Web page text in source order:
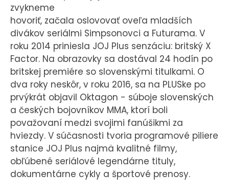
zvykneme
hovoriť, začala oslovovať oveľa mladších
divákov seriálmi Simpsonovci a Futurama. V
roku 2014 priniesla JOJ Plus senzáciu: britský X
Factor. Na obrazovky sa dostával 24 hodín po
britskej premiére so slovenskými titulkami. O
dva roky neskôr, v roku 2016, sa na PLUSke po
prvýkrát objavil Oktagon - súboje slovenských
a českých bojovníkov MMA, ktorí boli
považovaní medzi svojimi fanúšikmi za
hviezdy. V súčasnosti tvoria programové piliere
stanice JOJ Plus najmä kvalitné filmy,
obľúbené seriálové legendárne tituly,
dokumentárne cykly a športové prenosy.